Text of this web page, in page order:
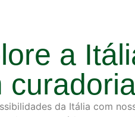
a
da Itália com